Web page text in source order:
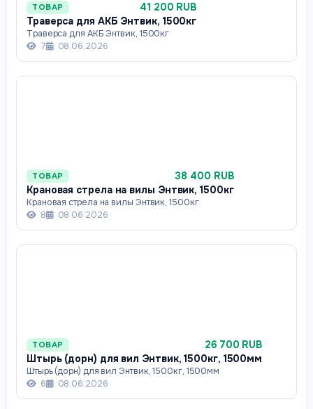
ТОВАР
41 200 RUB
Траверса для АКБ Энтвик, 1500кг
Траверса для АКБ Энтвик, 1500кг
7
08.06.2026
ТОВАР
38 400 RUB
Крановая стрела на вилы Энтвик, 1500кг
Крановая стрела на вилы Энтвик, 1500кг
8
08.06.2026
ТОВАР
26 700 RUB
Штырь (дорн) для вил Энтвик, 1500кг, 1500мм
Штырь (дорн) для вил Энтвик, 1500кг, 1500мм
6
08.06.2026